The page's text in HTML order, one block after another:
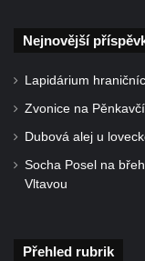
Nejnovější
Lapidárium
Zvonice na
Dubová alej u
Socha Posel na
Vltavou
Přehled rubrik